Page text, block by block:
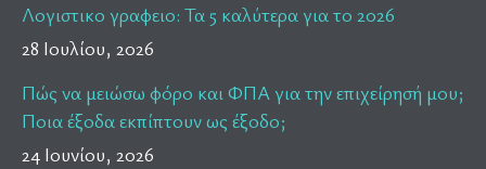
Λογιστικο γραφειο: Τα 5 καλύτερα για το 2026
28 Ιουλίου, 2026
Πώς να μειώσω φόρο και ΦΠΑ για την επιχείρησή μου;
Ποια έξοδα εκπίπτουν ως έξοδο;
24 Ιουνίου, 2026